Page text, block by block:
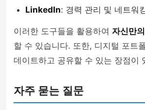
LinkedIn: 경력 관리 및 네트워
이러한 도구들을 활용하여 자신만
할 수 있습니다. 또한, 디지털 포트
데이트하고 공유할 수 있는 장점이
자주 묻는 질문